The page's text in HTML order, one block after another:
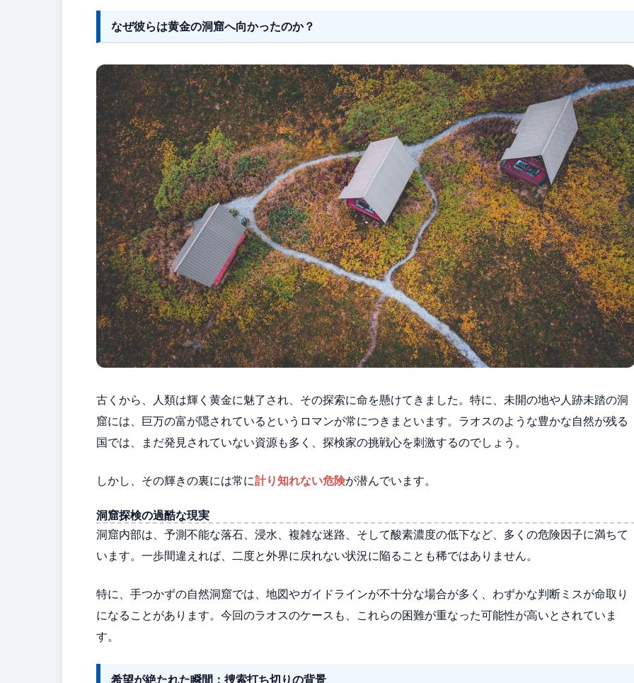
なぜ彼らは黄金の洞窟へ向かったのか？
古くから、人類は輝く黄金に魅了され、その探索に命を懸けてきました。特に、未開の地や人跡未踏の洞
窟には、巨万の富が隠されているというロマンが常につきまといます。ラオスのような豊かな自然が残る
国では、まだ発見されていない資源も多く、探検家の挑戦心を刺激するのでしょう。
しかし、その輝きの裏には常に計り知れない危険が潜んでいます。
洞窟探検の過酷な現実
洞窟内部は、予測不能な落石、浸水、複雑な迷路、そして酸素濃度の低下など、多くの危険因子に満ちて
います。一歩間違えれば、二度と外界に戻れない状況に陥ることも稀ではありません。
特に、手つかずの自然洞窟では、地図やガイドラインが不十分な場合が多く、わずかな判断ミスが命取り
になることがあります。今回のラオスのケースも、これらの困難が重なった可能性が高いとされていま
す。
希望が絶たれた瞬間：捜索打ち切りの背景